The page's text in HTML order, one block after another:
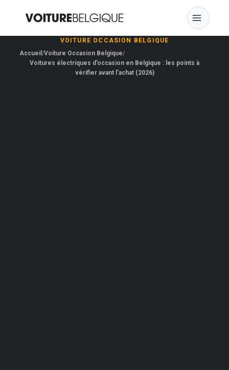
VOITURE OCCASION BELGIQUE
Accueil Voiture Occasion Belgique
Voitures électriques d’occasion en Belgique : les points à
vérifier avant l’achat (2026)